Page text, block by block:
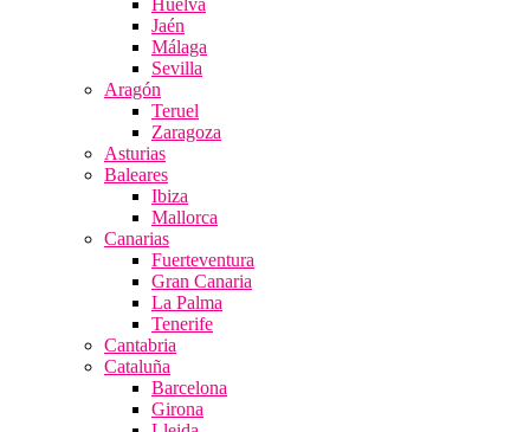
Huelva
Jaén
Málaga
Sevilla
Aragón
Teruel
Zaragoza
Asturias
Baleares
Ibiza
Mallorca
Canarias
Fuerteventura
Gran Canaria
La Palma
Tenerife
Cantabria
Cataluña
Barcelona
Girona